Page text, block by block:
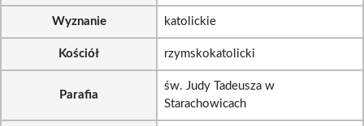
Wyznanie katolickie
Kościół rzymskokatolicki
Parafia
św. Judy Tadeusza w
Starachowicach